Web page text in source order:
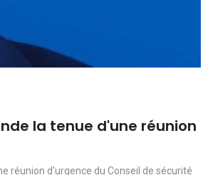
la tenue d'une réunion
réunion d'urgence du Conseil de sécurité